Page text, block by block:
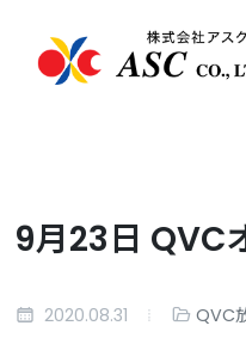
9月23日 QVC
2020.08.31 QVC